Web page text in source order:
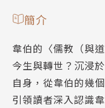
簡介
韋伯的〈儒教（與
今生與轉世？沉浸
自身，從韋伯的幾
引領讀者深入認識